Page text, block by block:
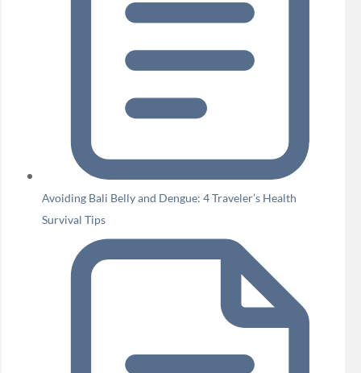
Avoiding Bali Belly and Dengue: 4 Traveler’s Health
Survival Tips